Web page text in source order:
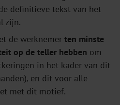
definitieve tekst van het
zijn.
de werknemer ten minste
op de teller hebben om
in het kader van dit
en dit voor alle
met dit motief.